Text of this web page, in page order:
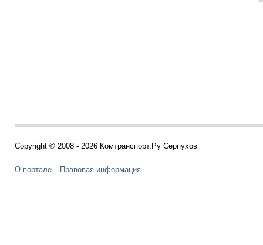
Copyright © 2008 - 2026 Комтранспорт.Ру Серпухов
О портале Правовая информация